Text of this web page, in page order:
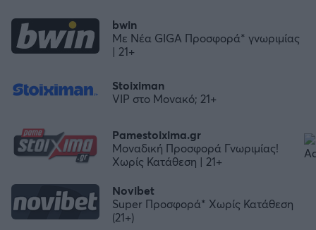
bwin
Με Νέα GIGA Προσφορά* γνωριμίας
| 21+
Stoiximan
VIP στο Μονακό; 21+
Novibet
Super Προσφορά* Χωρίς Κατάθεση
(21+)
Pamestoixima.gr
Μοναδική Προσφορά Γνωριμίας!
Χωρίς Κατάθεση | 21+